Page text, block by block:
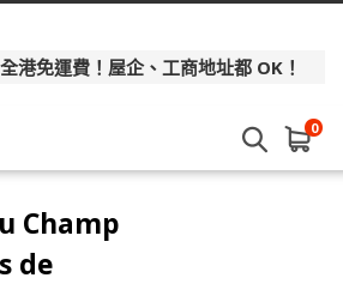
港免運費！屋企、工商地址都 OK！
0
Champ
de